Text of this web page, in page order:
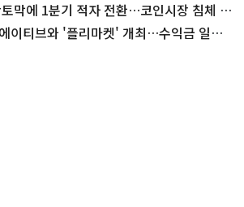
막에 1분기 적자 전환…코인시장 침체 여
이티브와 '플리마켓' 개최…수익금 일부